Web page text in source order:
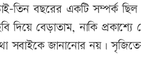
বছরের একটি সম্পর্ক ছিল।
বেড়াতাম, নাকি
সবাইকে জানানোর নয়।